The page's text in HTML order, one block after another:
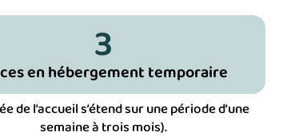
en hébergement temporaire
3
de l’accueil s’étend sur une période d’une
semaine à trois mois).